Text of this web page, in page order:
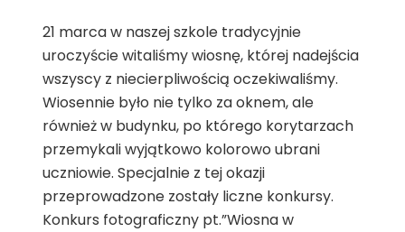
21 marca w naszej szkole tradycyjnie
uroczyście witaliśmy wiosnę, której nadejścia
wszyscy z niecierpliwością oczekiwaliśmy.
Wiosennie było nie tylko za oknem, ale
również w budynku, po którego korytarzach
przemykali wyjątkowo kolorowo ubrani
uczniowie. Specjalnie z tej okazji
przeprowadzone zostały liczne konkursy.
Konkurs fotograficzny pt.”Wiosna w